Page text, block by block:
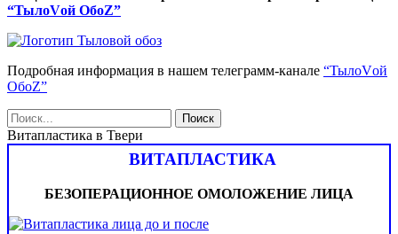
“ТылоVой ОбоZ”
Подробная информация в нашем телеграмм-канале “ТылоVой
ОбоZ”
Витапластика в Твери
ВИТАПЛАСТИКА
БЕЗОПЕРАЦИОННОЕ ОМОЛОЖЕНИЕ ЛИЦА